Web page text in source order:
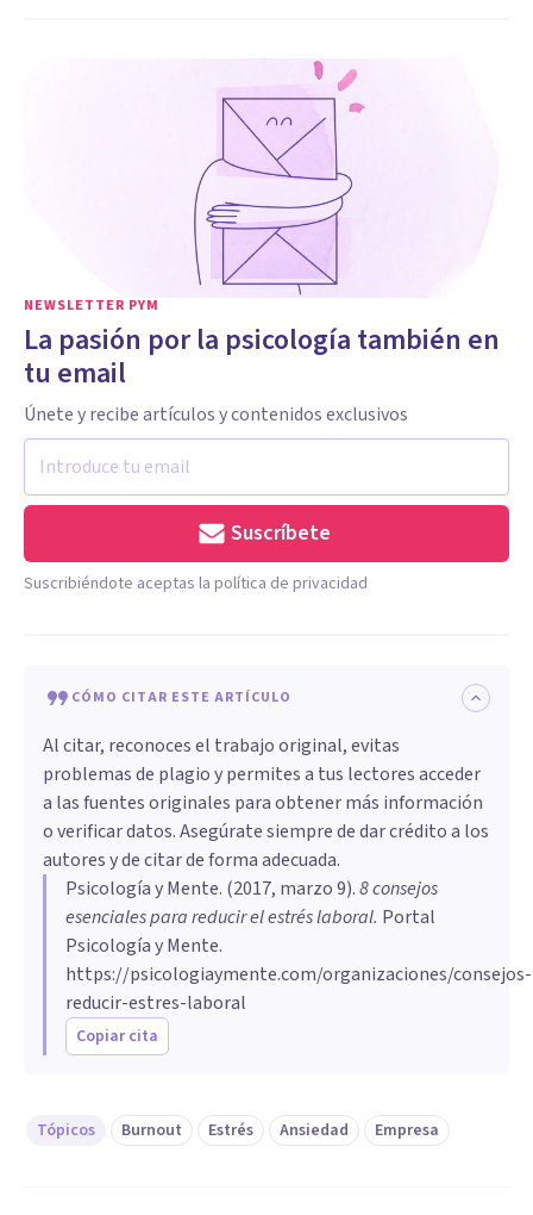
NEWSLETTER PYM
La pasión por la psicología también en
tu email
Únete y recibe artículos y contenidos exclusivos
Suscríbete
Suscribiéndote aceptas la política de privacidad
CÓMO CITAR ESTE ARTÍCULO
Al citar, reconoces el trabajo original, evitas
problemas de plagio y permites a tus lectores acceder
a las fuentes originales para obtener más información
o verificar datos. Asegúrate siempre de dar crédito a los
autores y de citar de forma adecuada.
Psicología y Mente. (2017, marzo 9).8 consejos
esenciales para reducir el estrés laboral. Portal
Psicología y Mente.
https://psicologiaymente.com/organizaciones/consejos-
reducir-estres-laboral
Copiar cita
Tópicos Burnout Estrés Ansiedad Empresa